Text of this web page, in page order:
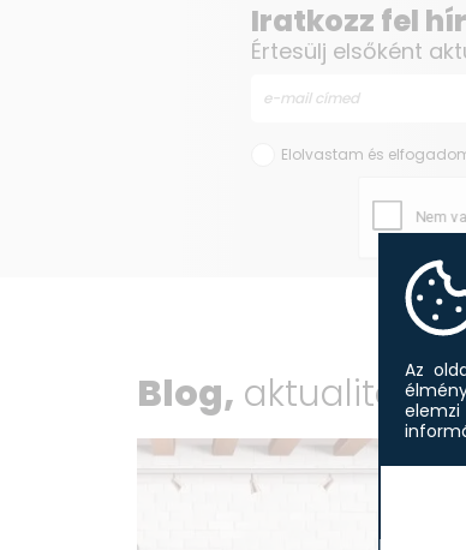
Iratkozz fel
Értesülj elsőként
Elolvastam és
Blog, aktualitások
Az